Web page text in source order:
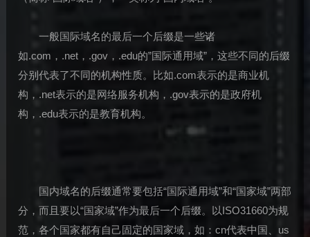
一般国际域名的最后一个后缀是一些诸
如.com，.net，.gov，.edu的”国际通用域”，这些不同的后缀
分别代表了不同的机构性质。比如.com表示的是商业机
构，.net表示的是网络服务机构，.gov表示的是政府机
构，.edu表示的是教育机构。
国内域名的后缀通常要包括“国际通用域”和“国家域”两部
分，而且要以“国家域”作为最后一个后缀。以ISO31660为规
范，各个国家都有自己固定的国家域，如：cn代表中国、us